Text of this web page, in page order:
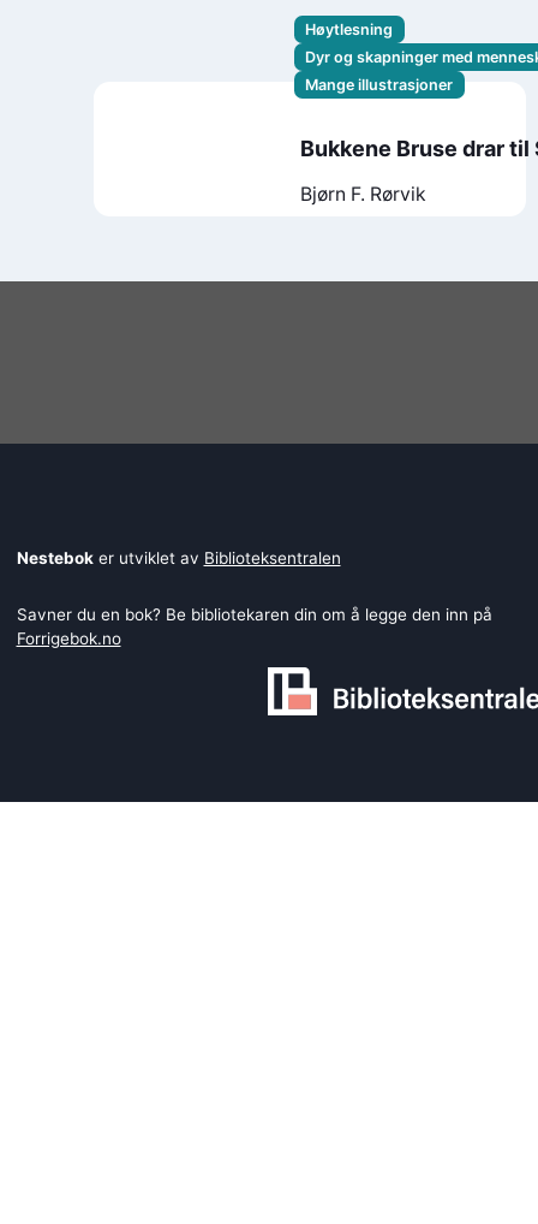
Høytlesning
Dyr og skapninger med
Mange illustrasjoner
Bukkene Bruse drar til
Bjørn F. Rørvik
Nesteboker utviklet av Biblioteksentralen
Savner du en bok? Be bibliotekaren din om å legge den inn på
Forrigebok.no